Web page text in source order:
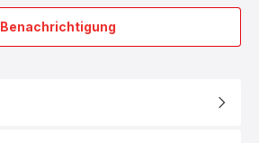
Benachrichtigung
Silit
Küchenschüssel-